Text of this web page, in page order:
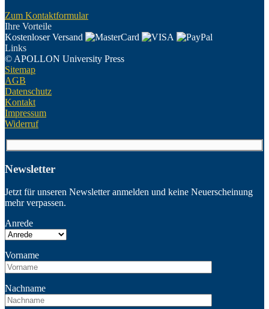
Zum Kontaktformular
Ihre Vorteile
Kostenloser Versand
Links
© APOLLON University Press
Sitemap
AGB
Datenschutz
Kontakt
Impressum
Widerruf
Newsletter
Jetzt für unseren Newsletter anmelden und keine Neuerscheinung
mehr verpassen.
Anrede
Vorname
Nachname